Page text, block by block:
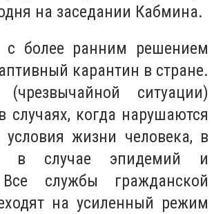
на заседании Кабмина.
с более ранним решением
карантин в стране.
ситуации)
случаях, когда нарушаются
жизни человека, в
в случае эпидемий и
службы гражданской
на усиленный режим